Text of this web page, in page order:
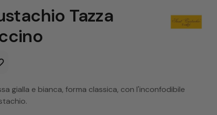
Tazza
gialla e bianca, forma classica, con l'inconfodibile